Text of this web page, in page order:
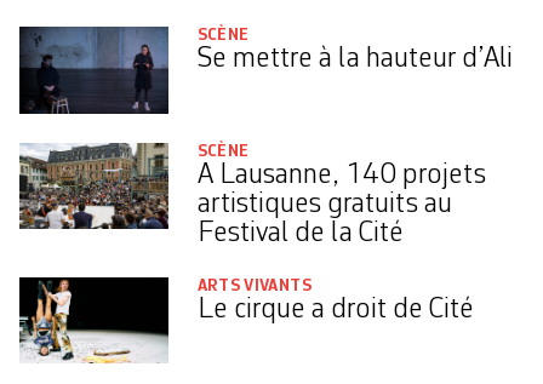
SCÈNE
Se mettre à la hauteur d’Ali
SCÈNE
A Lausanne, 140 projets
artistiques gratuits au
Festival de la Cité
ARTS VIVANTS
Le cirque a droit de Cité